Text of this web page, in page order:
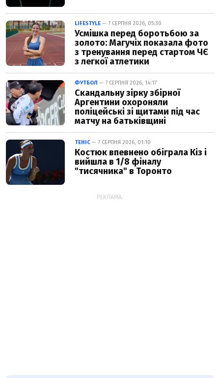
LIFESTYLE — 7 СЕРПНЯ 2026, 05:30
Усмішка перед боротьбою за
золото: Магучіх показала фото
з тренування перед стартом ЧЄ
з легкої атлетики
ФУТБОЛ — 7 СЕРПНЯ 2026, 14:17
Скандальну зірку збірної
Аргентини охороняли
поліцейські зі щитами під час
матчу на батьківщині
ТЕНІС — 7 СЕРПНЯ 2026, 01:10
Костюк впевнено обіграла Кіз і
вийшла в 1/8 фіналу
"тисячника" в Торонто
РЕКЛАМА: